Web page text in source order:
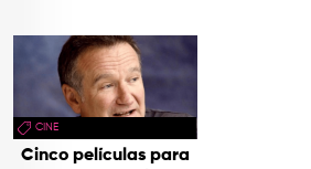
CINE
Cinco películas para